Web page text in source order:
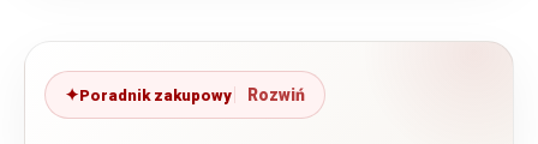
Poradnik zakupowy